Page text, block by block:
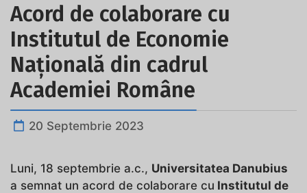
Acord de colaborare cu
Institutul de Economie
Națională din cadrul
Academiei Române
20 Septembrie 2023
Luni, 18 septembrie a.c., Universitatea Danubius
a semnat un acord de colaborare cu Institutul de